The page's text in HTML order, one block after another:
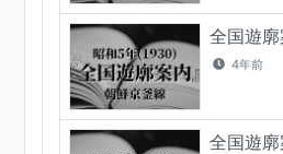
全国遊
4年前
全国遊